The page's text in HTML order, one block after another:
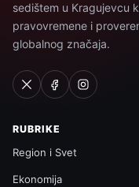
sedištem u Kragujevcu
pravovremene i
globalnog značaja.
RUBRIKE
Region i Svet
Ekonomija